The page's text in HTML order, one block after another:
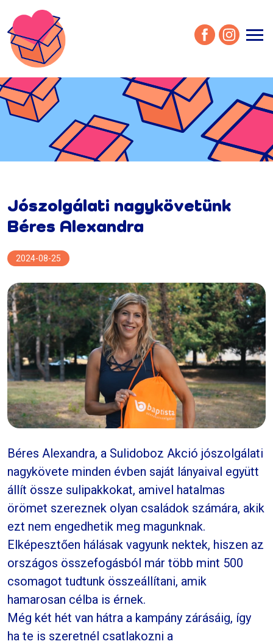
menu
Jószolgálati nagykövetünk
Béres Alexandra
2024-08-25
Béres Alexandra, a Sulidoboz Akció jószolgálati
nagykövete minden évben saját lányaival együtt
állít össze sulipakkokat, amivel hatalmas
örömet szereznek olyan családok számára, akik
ezt nem engedhetik meg magunknak.
Elképesztően hálásak vagyunk nektek, hiszen az
országos összefogásból már több mint 500
csomagot tudtunk összeállítani, amik
hamarosan célba is érnek.
Még két hét van hátra a kampány zárásáig, így
ha te is szeretnél csatlakozni a